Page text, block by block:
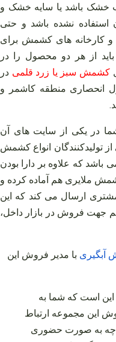
خشک باشد یا سایه خشک و
استفاده نشده باشد و حتی
و کارخانه‌ های کشمش برای
از هر دو محصول را در
کشمش سبز یا زرد قلمی در
انحصاری منطقه کاشمر و
در یکی از سایت‌ های آن
از تولیدکنندگان انواع کشمش
باشد که علاوه بر دارا بودن
ملایری هم آماده کرده و
ارسال می‌ کند که این
جهت فروش در بازار داخل،
آبگیری با مدیر فروش این
این است که شما به
این مجموعه ارتباط
چه به صورت حضوری